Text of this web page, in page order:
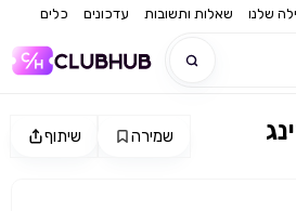
שלנו שאלות ותשובות עדכונים כלים
שיתוף שמירה